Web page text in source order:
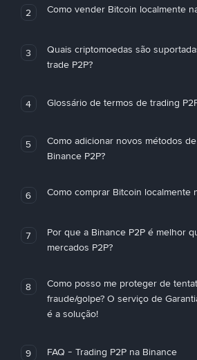
2 Como vender Bitcoin localmente
3
Quais criptomoedas são
trade P2P?
4 Glossário de termos de trading
5
Como adicionar novos métodos
Binance P2P?
6 Como comprar Bitcoin localmente
7
Por que a Binance P2P é melhor
mercados P2P?
8
Como posso me proteger de
fraude/golpe? O serviço de
é a solução!
9 FAQ - Trading P2P na Binance